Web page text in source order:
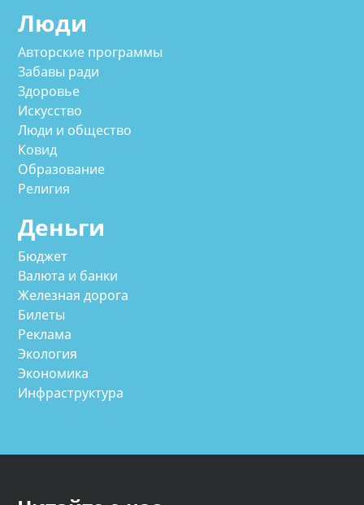
Люди
Авторские программы
Забавы ради
Здоровье
Искусство
Люди и общество
Ковид
Образование
Религия
Деньги
Бюджет
Валюта и банки
Железная дорога
Билеты
Реклама
Экология
Экономика
Инфраструктура